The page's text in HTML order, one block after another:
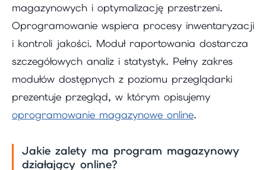
magazynowych i optymalizację przestrzeni.
Oprogramowanie wspiera procesy inwentaryzacji
i kontroli jakości. Moduł raportowania dostarcza
szczegółowych analiz i statystyk. Pełny zakres
modułów dostępnych z poziomu przeglądarki
prezentuje przegląd, w którym opisujemy
oprogramowanie magazynowe online.
Jakie zalety ma program magazynowy
działający online?